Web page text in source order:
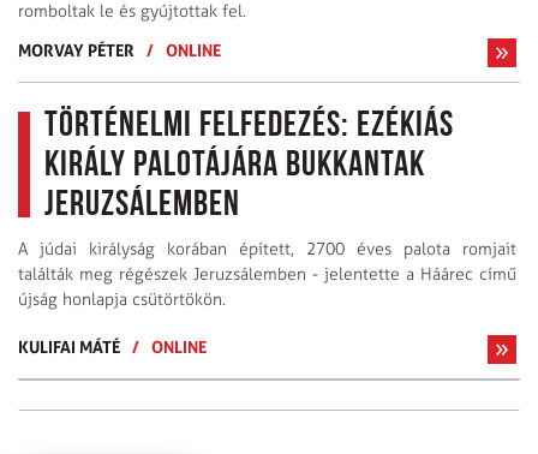
romboltak le és gyújtottak fel.
MORVAY PÉTER
/ ONLINE
Történelmi felfedezés: Ezékiás
király palotájára bukkantak
Jeruzsálemben
A júdai királyság korában épített, 2700 éves palota romjait
találták meg régészek Jeruzsálemben - jelentette a Háárec című
újság honlapja csütörtökön.
KULIFAI MÁTÉ / ONLINE